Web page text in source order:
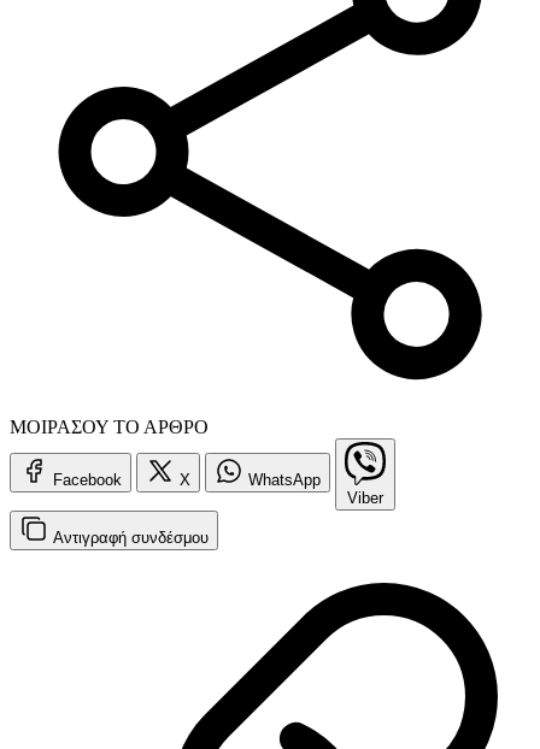
ΜΟΙΡΑΣΟΥ ΤΟ ΑΡΘΡΟ
Facebook X
WhatsApp
Viber
Αντιγραφή συνδέσμου